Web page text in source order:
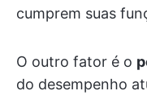
cumprem suas
O outro fator é o
do desempenho